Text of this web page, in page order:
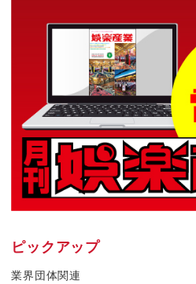
ピックアップ
業界団体関連